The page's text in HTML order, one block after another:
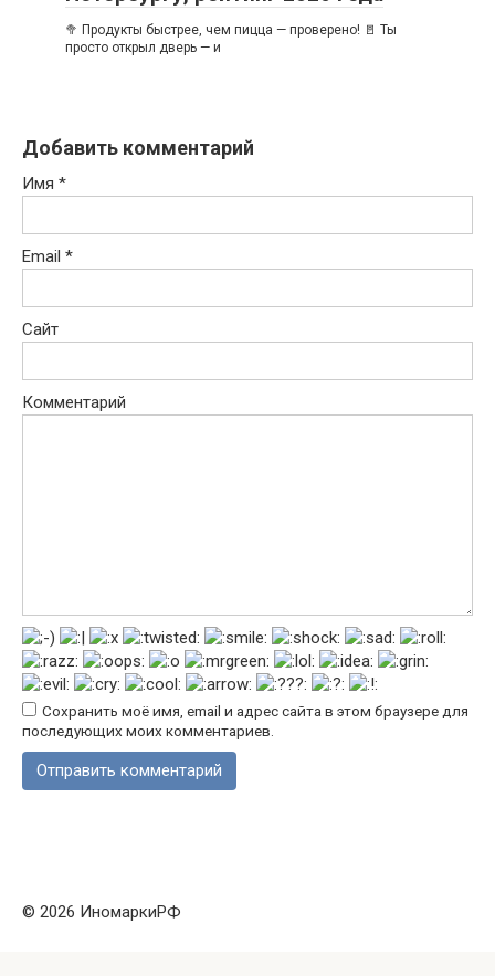
🥦 Продукты быстрее, чем пицца — проверено! 🚪 Ты
просто открыл дверь — и
Добавить комментарий
Имя *
Email *
Сайт
Комментарий
Сохранить моё имя, email и адрес сайта в этом браузере для
последующих моих комментариев.
© 2026 ИномаркиРФ